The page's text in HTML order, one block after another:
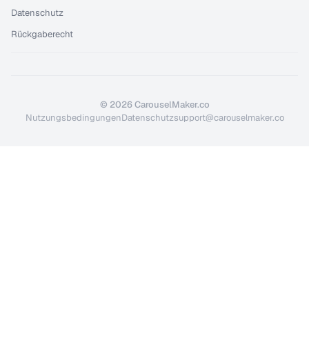
Datenschutz
Rückgaberecht
© 2026CarouselMaker.co
NutzungsbedingungenDatenschutzsupport@carouselmaker.co